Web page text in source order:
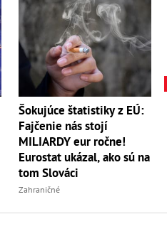
Šokujúce štatistiky z EÚ:
Fajčenie nás stojí
MILIARDY eur ročne!
Eurostat ukázal, ako sú na
tom Slováci
Zahraničné